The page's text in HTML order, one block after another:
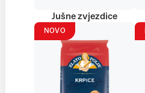
Jušne zvjezdice
NOVO